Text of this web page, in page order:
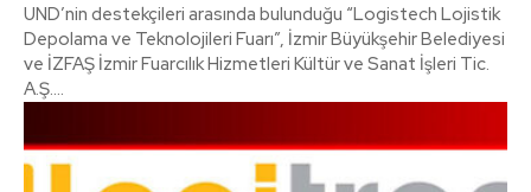
UND’nin destekçileri arasında bulunduğu “Logistech Lojistik
Depolama ve Teknolojileri Fuarı”, İzmir Büyükşehir Belediyesi
ve İZFAŞ İzmir Fuarcılık Hizmetleri Kültür ve Sanat İşleri Tic.
A.Ş....